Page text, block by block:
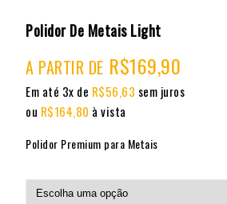
Polidor De Metais Light
A PARTIR DE R$169,90
Em até 3x de R$56,63 sem juros
ou R$164,80 à vista
Polidor Premium para Metais